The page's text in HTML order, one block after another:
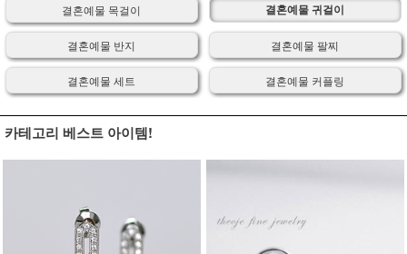
결혼예물 목걸이
결혼예물 귀걸이
결혼예물 반지 결혼예물 팔찌
결혼예물 세트 결혼예물 커플링
카테고리 베스트 아이템!